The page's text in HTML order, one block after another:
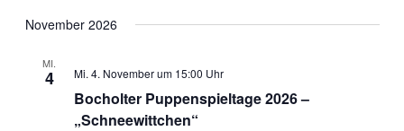
November 2026
MI.
4
Bocholter Puppenspieltage 2026 –
„Schneewittchen“
Mi. 4. November um 15:00 Uhr